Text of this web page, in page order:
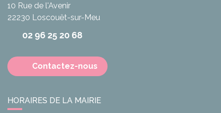
10 Rue de l'Avenir
22230 Loscouët-sur-Meu
02 96 25 20 68
Contactez-nous
HORAIRES DE LA MAIRIE